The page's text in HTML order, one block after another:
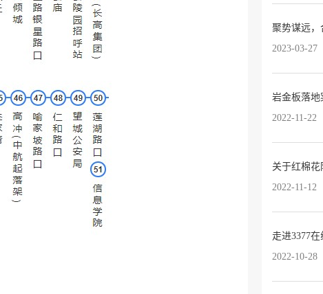
2023-03-27
2022-11-22
关于红棉
2022-11-12
2022-10-28